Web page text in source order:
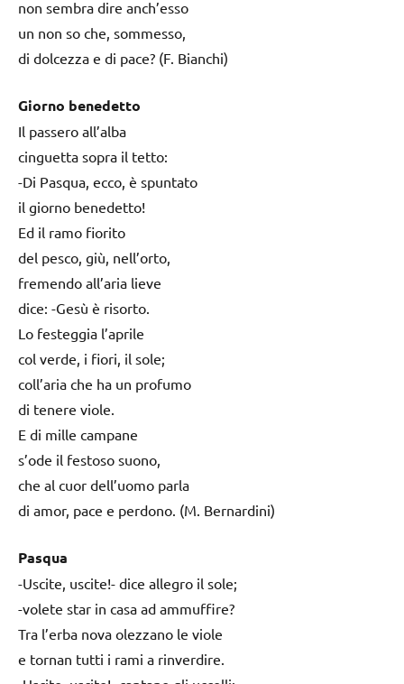
non sembra dire anch’esso
un non so che, sommesso,
di dolcezza e di pace? (F. Bianchi)
Giorno benedetto
Il passero all’alba
cinguetta sopra il tetto:
-Di Pasqua, ecco, è spuntato
il giorno benedetto!
Ed il ramo fiorito
del pesco, giù, nell’orto,
fremendo all’aria lieve
dice: -Gesù è risorto.
Lo festeggia l’aprile
col verde, i fiori, il sole;
coll’aria che ha un profumo
di tenere viole.
E di mille campane
s’ode il festoso suono,
che al cuor dell’uomo parla
di amor, pace e perdono. (M. Bernardini)
Pasqua
-Uscite, uscite!- dice allegro il sole;
-volete star in casa ad ammuffire?
Tra l’erba nova olezzano le viole
e tornan tutti i rami a rinverdire.